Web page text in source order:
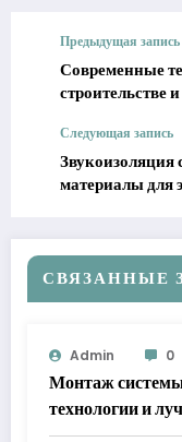
Предыдущая запись
Современные
строительстве
Следующая запись
Звукоизоляция
материалы для
СВЯЗАННЫЕ
Admin 0
Монтаж
технологии и